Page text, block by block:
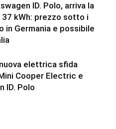
ID. Polo, arriva la
kWh: prezzo sotto i
in Germania e possibile
nuova elettrica sfida
Cooper Electric e
ID. Polo